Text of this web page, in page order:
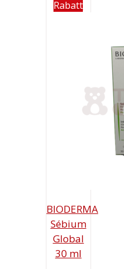
Rabatt
BIODERMA
Sébium
Global
30 ml